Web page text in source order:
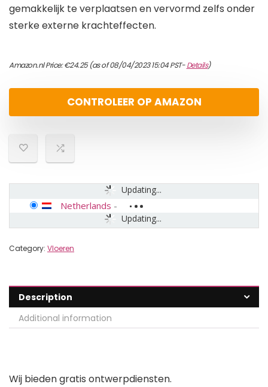
gemakkelijk te verplaatsen en vervormd zelfs onder
sterke externe krachteffecten.
Amazon.nl Price:€24.25(as of 08/04/2023 15:04 PST-Details)
CONTROLEER OP AMAZON
Updating...
Updating...
Netherlands -
Category: Vloeren
Description
Additional information
Wij bieden gratis ontwerpdiensten.